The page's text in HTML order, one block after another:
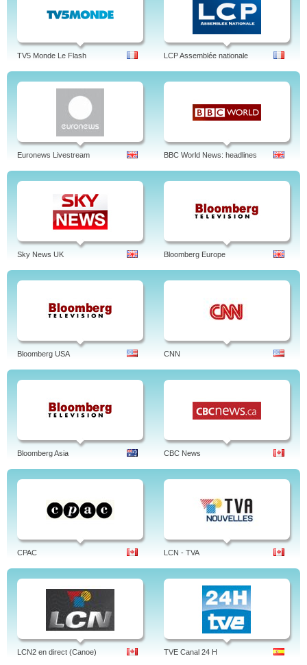
TV5 Monde Le Flash LCP Assemblée nationale
Euronews Livestream BBC World News: headlines
Sky News UK Bloomberg Europe
Bloomberg USA CNN
Bloomberg Asia CBC News
CPAC LCN - TVA
LCN2 en direct (Canoe) TVE Canal 24 H